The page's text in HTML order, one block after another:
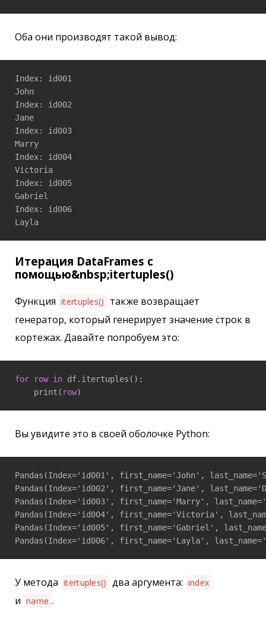
Оба они производят такой вывод:
Index: id001
John
Index: id002
Jane
Index: id003
Marry
Index: id004
Victoria
Index: id005
Gabriel
Index: id006
Итерация DataFrames с
помощью&nbsp;itertuples()
Функция itertuples()
также возвращает
генератор, который генерирует значение строк в
кортежах. Давайте попробуем это:
for row in df.itertuples():
    print(
row
Вы увидите это в своей оболочке Python:
Pandas(Index='id001', first_name='John',
Pandas(Index='id002', first_name='Jane',
Pandas(Index='id003', first_name='Marry',
Pandas(Index='id004', first_name='Victoria',
Pandas(Index='id005', first_name='Gabriel',
У метода itertuples() два аргумента: index
и name .